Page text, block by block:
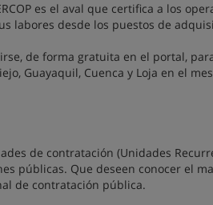
es el aval que certifica a los
labores desde los puestos de
de forma gratuita en el portal,
Guayaquil, Cuenca y Loja en el
de contratación (Unidades
públicas. Que deseen conocer el
de contratación pública.